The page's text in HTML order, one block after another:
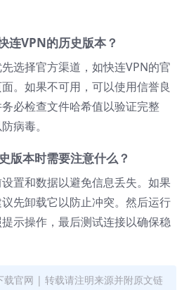
连VPN的历史版本？
选择官方渠道，如快连VPN的官
。如果不可用，可以使用信誉良
必检查文件哈希值以验证完整
病毒。
版本时需要注意什么？
置和数据以避免信息丢失。如果
先卸载它以防止冲突。然后运行
示操作，最后测试连接以确保稳
官网 | 转载请注明来源并附原文链